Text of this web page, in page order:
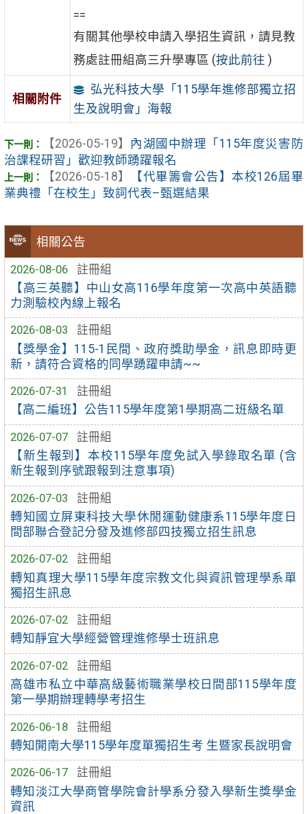
相關公告
2026-08-06
註冊組
【高三英聽】中山女高116學年度第一次高中英語聽
力測驗校內線上報名
2026-08-03
註冊組
【獎學金】115-1民間、政府獎助學金，訊息即時更
新，請符合資格的同學踴躍申請~~
2026-07-31
註冊組
【高二編班】公告115學年度第1學期高二班級名單
2026-07-07
註冊組
【新生報到】本校115學年度免試入學錄取名單 (含
新生報到序號跟報到注意事項)
2026-07-03
註冊組
轉知國立屏東科技大學休閒運動健康系115學年度日
間部聯合登記分發及進修部四技獨立招生訊息
2026-07-02
註冊組
轉知真理大學115學年度宗教文化與資訊管理學系單
獨招生訊息
2026-07-02
註冊組
轉知靜宜大學經營管理進修學士班訊息
2026-07-02
註冊組
高雄市私立中華高級藝術職業學校日間部115學年度
第一學期辦理轉學考招生
2026-06-18
註冊組
轉知開南大學115學年度單獨招生考 生暨家長說明會
2026-06-17
註冊組
轉知淡江大學商管學院會計學系分發入學新生獎學金
資訊
==
有關其他學校申請入學招生資訊，請見教
務處註冊組高三升學專區 (按此前往 )
相關附件
弘光科技大學「115學年進修部獨立招
生及說明會」海報
【2026-05-19】
內湖國中辦理「115年度災害防
治課程研習」歡迎教師踴躍報名
【2026-05-18】
【代畢籌會公告】本校126屆畢
業典禮「在校生」致詞代表–甄選結果